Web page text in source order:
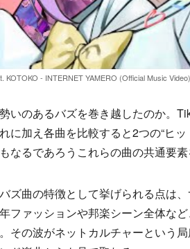
KOTOKO - INTERNET YAMERO (Official Music
いのあるバズを巻き越したのか。
に加え各曲を比較すると2つの“ヒ
なるであろうこれらの曲の共通要
ズ曲の特徴として挙げられる点は
ファッションや邦楽シーン全体な
その波がネットカルチャーという